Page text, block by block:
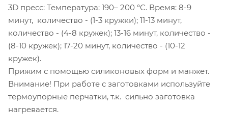
3D пресс: Температура: 190– 200 °С. Время: 8-9
минут, количество - (1-3 кружки); 11-13 минут,
количество - (4-8 кружек); 13-16 минут, количество -
(8-10 кружек); 17-20 минут, количество - (10-12
кружек).
Прижим с помощью силиконовых форм и манжет.
Внимание! При работе с заготовками используйте
термоупорные перчатки, т.к. сильно заготовка
нагревается.